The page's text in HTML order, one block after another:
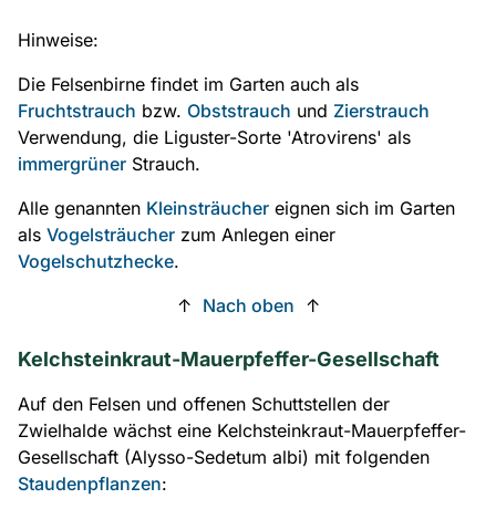
Hinweise:
Die Felsenbirne findet im Garten auch als
Fruchtstrauch bzw. Obststrauch und Zierstrauch
Verwendung, die Liguster-Sorte 'Atrovirens' als
immergrüner Strauch.
Alle genannten Kleinsträucher eignen sich im Garten
als Vogelsträucher zum Anlegen einer
Vogelschutzhecke.
↑ Nach oben ↑
Kelchsteinkraut-Mauerpfeffer-Gesellschaft
Auf den Felsen und offenen Schuttstellen der
Zwielhalde wächst eine Kelchsteinkraut-Mauerpfeffer-
Gesellschaft (Alysso-Sedetum albi) mit folgenden
Staudenpflanzen: